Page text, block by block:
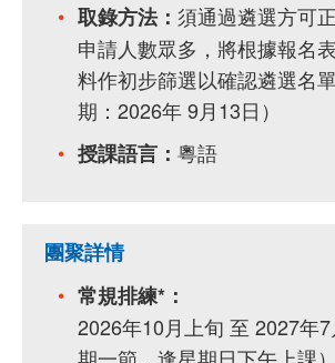
取錄方法： 須通過遴選方可
申請人數眾多，將根據報名
料作初步篩選以確認遴選名
期：2026年 9月13日）
授課語言： 粵語
團聚詳情
常規排練*：
2026年10月上旬 至 2027年